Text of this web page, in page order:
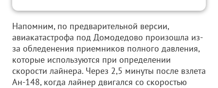
Напомним, по предварительной версии,
авиакатастрофа под Домодедово произошла из-
за обледенения приемников полного давления,
которые используются при определении
скорости лайнера. Через 2,5 минуты после взлета
Ан-148, когда лайнер двигался со скоростью